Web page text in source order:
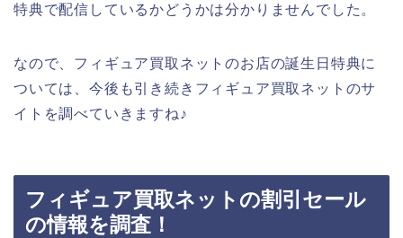
特典で配信しているかどうかは分かりませんでした。
なので、フィギュア買取ネットのお店の誕生日特典に
ついては、今後も引き続きフィギュア買取ネットのサ
イトを調べていきますね♪
フィギュア買取ネットの割引セール
の情報を調査！